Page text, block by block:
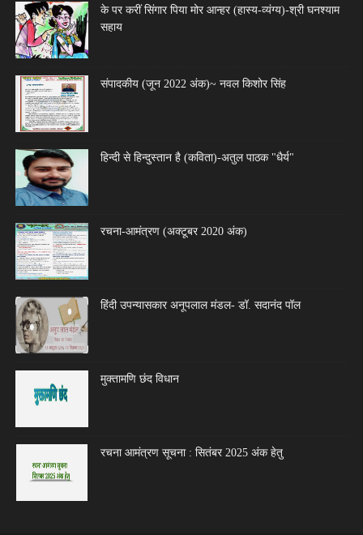
के पर करीं सिंगार पिया मोर आन्हर (हास्य-व्यंग्य)-श्री घनश्याम
सहाय
संपादकीय (जून 2022 अंक)~ नवल किशोर सिंह
हिन्दी से हिन्दुस्तान है (कविता)-अतुल पाठक "धैर्य"
रचना-आमंत्रण (अक्टूबर 2020 अंक)
हिंदी उपन्यासकार अनूपलाल मंडल- डॉ. सदानंद पॉल
मुक्तामणि छंद विधान
रचना आमंत्रण सूचना : सितंबर 2025 अंक हेतु